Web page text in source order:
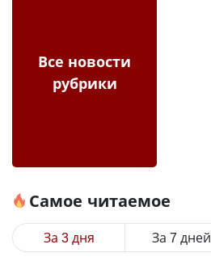
Все новости
рубрики
Самое читаемое
За 3 дня За 7 дней